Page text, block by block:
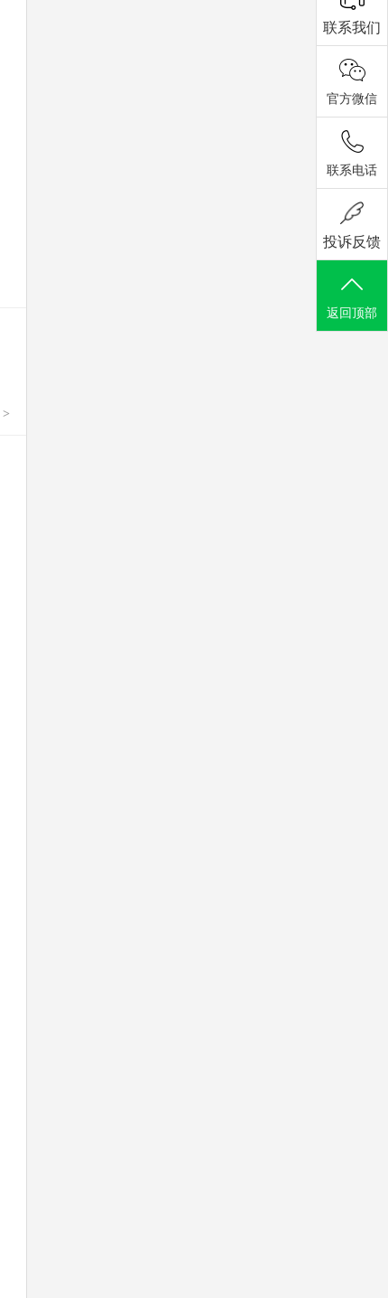
>
联系我们
官方微信
联系电话
投诉反馈
返回顶部